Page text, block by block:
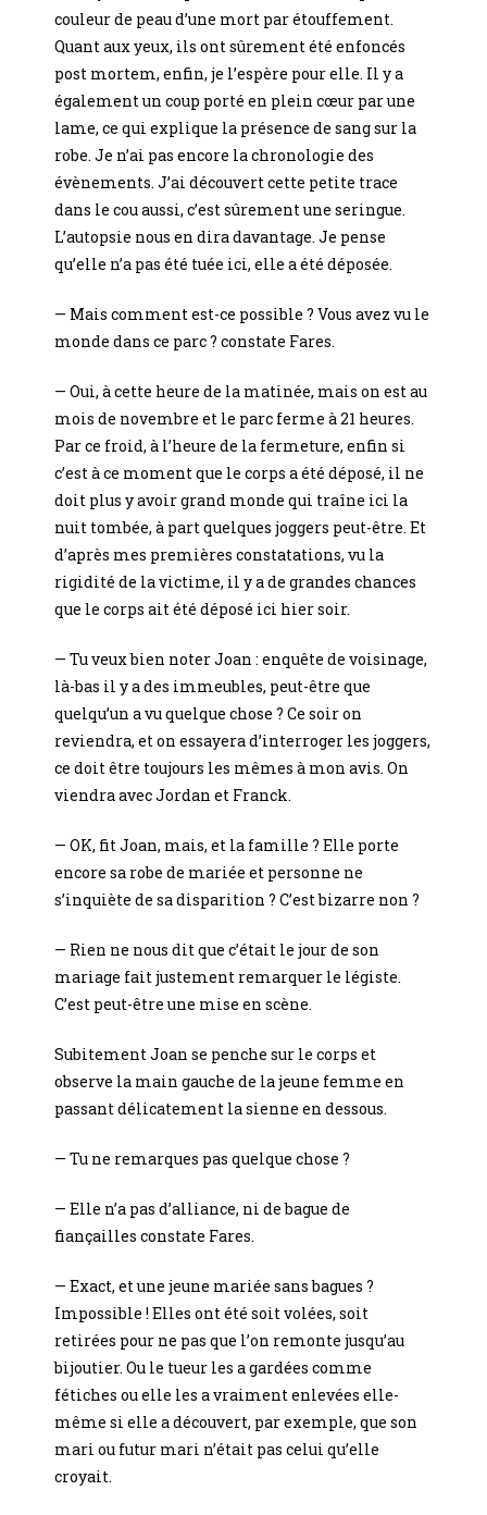
couleur de peau d’une mort par étouffement.
Quant aux yeux, ils ont sûrement été enfoncés
post mortem, enfin, je l’espère pour elle. Il y a
également un coup porté en plein cœur par une
lame, ce qui explique la présence de sang sur la
robe. Je n’ai pas encore la chronologie des
évènements. J’ai découvert cette petite trace
dans le cou aussi, c’est sûrement une seringue.
L’autopsie nous en dira davantage. Je pense
qu’elle n’a pas été tuée ici, elle a été déposée.
— Mais comment est-ce possible ? Vous avez vu le
monde dans ce parc ? constate Fares.
— Oui, à cette heure de la matinée, mais on est au
mois de novembre et le parc ferme à 21 heures.
Par ce froid, à l’heure de la fermeture, enfin si
c’est à ce moment que le corps a été déposé, il ne
doit plus y avoir grand monde qui traîne ici la
nuit tombée, à part quelques joggers peut-être. Et
d’après mes premières constatations, vu la
rigidité de la victime, il y a de grandes chances
que le corps ait été déposé ici hier soir.
— Tu veux bien noter Joan : enquête de voisinage,
là-bas il y a des immeubles, peut-être que
quelqu’un a vu quelque chose ? Ce soir on
reviendra, et on essayera d’interroger les joggers,
ce doit être toujours les mêmes à mon avis. On
viendra avec Jordan et Franck.
— OK, fit Joan, mais, et la famille ? Elle porte
encore sa robe de mariée et personne ne
s’inquiète de sa disparition ? C’est bizarre non ?
— Rien ne nous dit que c’était le jour de son
mariage fait justement remarquer le légiste.
C’est peut-être une mise en scène.
Subitement Joan se penche sur le corps et
observe la main gauche de la jeune femme en
passant délicatement la sienne en dessous.
— Tu ne remarques pas quelque chose ?
— Elle n’a pas d’alliance, ni de bague de
fiançailles constate Fares.
— Exact, et une jeune mariée sans bagues ?
Impossible ! Elles ont été soit volées, soit
retirées pour ne pas que l’on remonte jusqu’au
bijoutier. Ou le tueur les a gardées comme
fétiches ou elle les a vraiment enlevées elle-
même si elle a découvert, par exemple, que son
mari ou futur mari n’était pas celui qu’elle
croyait.